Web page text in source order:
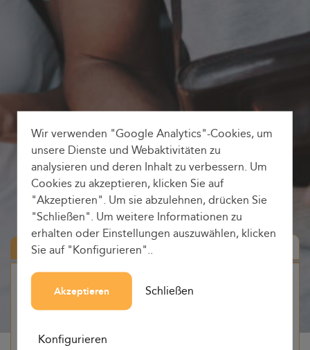
Hin-und Rückfahrt
Herkunft
Wir verwenden "Google Analytics"-Cookies, um
unsere Dienste und Webaktivitäten zu
analysieren und deren Inhalt zu verbessern. Um
Cookies zu akzeptieren, klicken Sie auf
"Akzeptieren". Um sie abzulehnen, drücken Sie
"Schließen". Um weitere Informationen zu
erhalten oder Einstellungen auszuwählen, klicken
Sie auf "Konfigurieren"..
Akzeptieren Schließen
Konfigurieren